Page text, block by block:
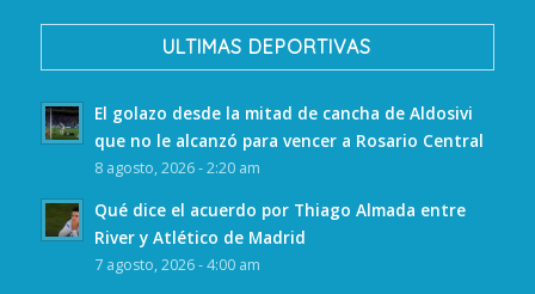
ULTIMAS DEPORTIVAS
El golazo desde la mitad de cancha de Aldosivi
que no le alcanzó para vencer a Rosario Central
8 agosto, 2026 - 2:20 am
Qué dice el acuerdo por Thiago Almada entre
River y Atlético de Madrid
7 agosto, 2026 - 4:00 am